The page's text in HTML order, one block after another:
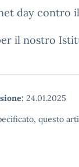
day contro
il nostro
24.01.2025
questo